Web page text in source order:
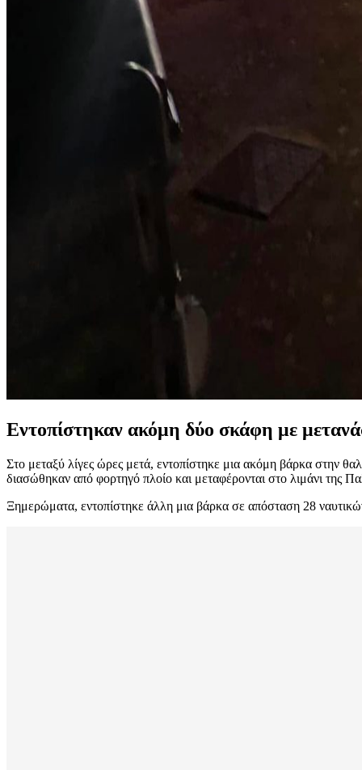
Εντοπίστηκαν ακόμη δύο σκάφη με
Στο μεταξύ λίγες ώρες μετά, εντοπίστηκε μια ακόμη βάρκα στην
διασώθηκαν από φορτηγό πλοίο και μεταφέρονται στο λιμάνι της
Ξημερώματα, εντοπίστηκε άλλη μια βάρκα σε απόσταση 28